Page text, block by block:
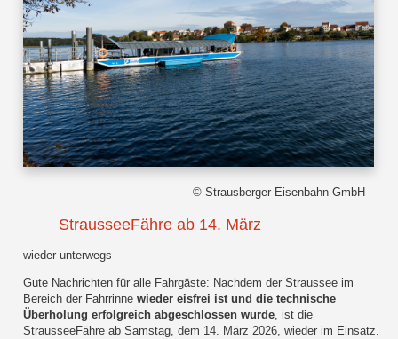
© Strausberger Eisenbahn GmbH
StrausseeFähre ab 14. März
wieder unterwegs
Gute Nachrichten für alle Fahrgäste: Nachdem der Straussee im
Bereich der Fahrrinnewieder eisfrei ist und die technische
Überholung erfolgreich abgeschlossen wurde, ist die
StrausseeFähre ab Samstag, dem 14. März 2026, wieder im Einsatz.